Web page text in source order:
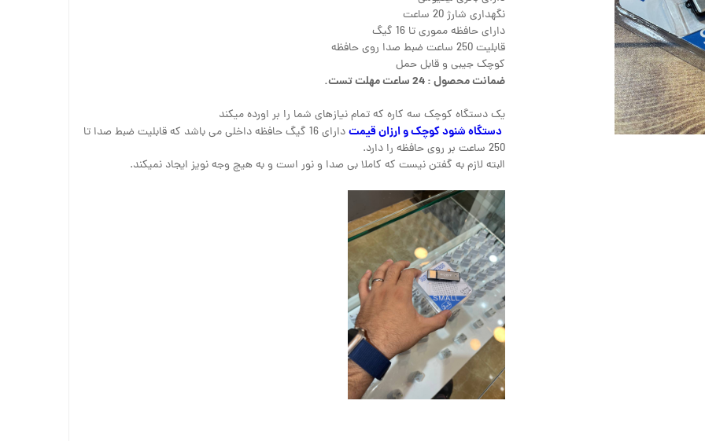
نگهداری شارژ 20 ساعت
دارای حافظه مموری تا 16 گیگ
قابلیت 250 ساعت ضبط صدا روی حافظه
کوچک جیبی و قابل حمل
ضمانت محصول : 24 ساعت مهلت تست.
یک دستگاه کوچک سه کاره که تمام نیازهای شما را بر اورده میکند
دستگاه شنود کوچک و ارزان قیمت
دارای 16 گیگ حافظه داخلی می باشد که قابلیت ضبط صدا تا
250 ساعت بر روی حافظه را دارد.
البته لازم به گفتن نیست که کاملا بی صدا و نور است و به هیچ وجه نویز ایجاد نمیکند.